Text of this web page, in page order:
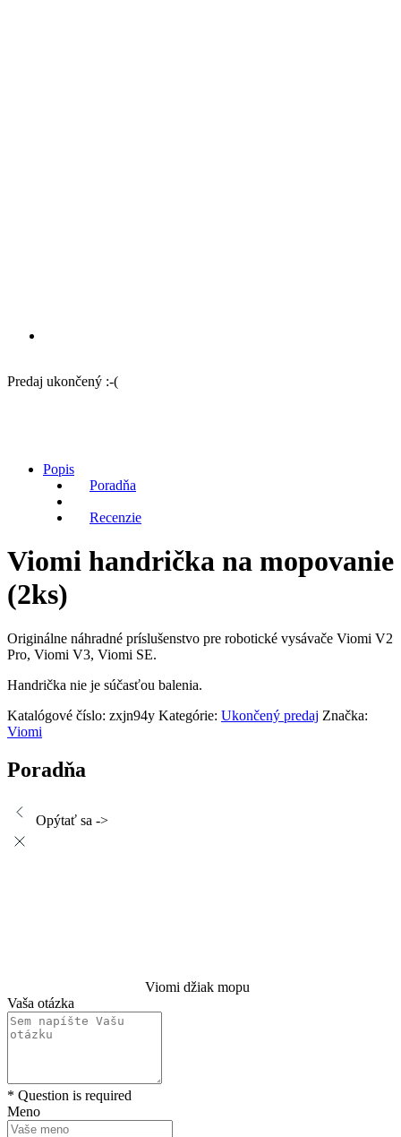
Predaj ukončený :-(
Popis
Poradňa
Recenzie
Viomi handrička na mopovanie
(2ks)
Originálne náhradné príslušenstvo pre robotické vysávače Viomi V2
Pro, Viomi V3, Viomi SE.
Handrička nie je súčasťou balenia.
Katalógové číslo: zxjn94y Kategórie: Ukončený predaj Značka:
Viomi
Poradňa
Opýtať sa ->
Viomi džiak mopu
Vaša otázka
* Question is required
Meno